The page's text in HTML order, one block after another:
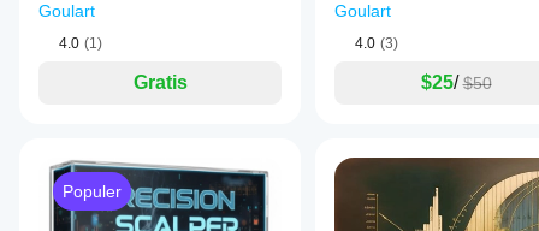
Goulart
4.0 (1)
Gratis
Goulart
4.0 (3)
$25/ $50
Populer